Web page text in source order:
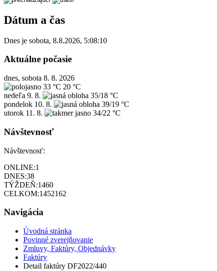
Dátum a čas
Dnes je sobota, 8.8.2026, 5:08:10
Aktuálne počasie
dnes, sobota 8. 8. 2026
33 °C 20 °C
nedeľa 9. 8.
35/18 °C
pondelok 10. 8.
39/19 °C
utorok 11. 8. 34/22 °C
Návštevnosť
Návštevnosť:
ONLINE:1
DNES:38
TÝŽDEŇ:1460
CELKOM:1452162
Navigácia
Úvodná stránka
Povinné zverejňovanie
Zmluvy, Faktúry, Objednávky
Faktúry
Detail faktúry DF2022/440